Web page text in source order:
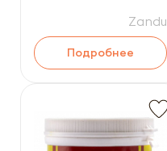
Zandu
Подробнее